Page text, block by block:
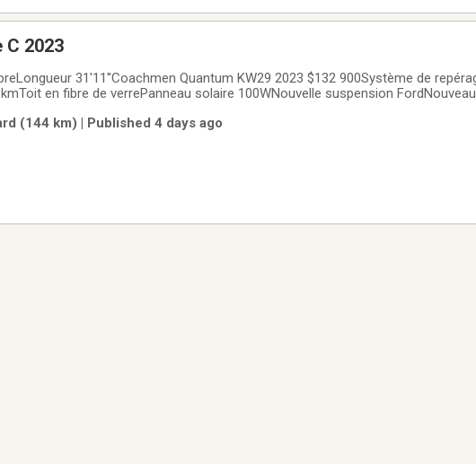
2023
31'11''Coachmen Quantum KW29 2023 $132 900Système de repérage
en fibre de verrePanneau solaire 100WNouvelle suspension FordNouveau
et 4 autres coffresFenêtres sans
(144 km) | Published 4 days ago